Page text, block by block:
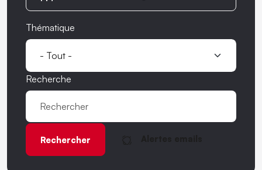
Thématique
Recherche